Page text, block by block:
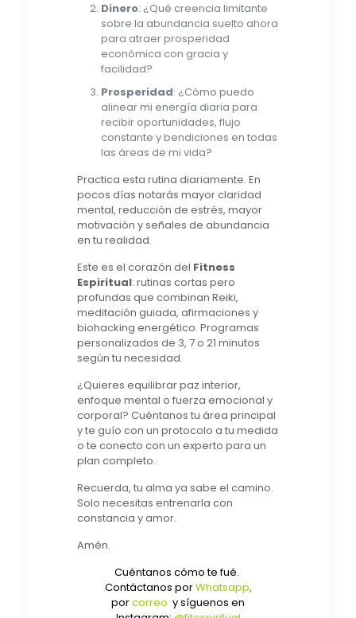
Dinero: ¿Qué creencia limitante
sobre la abundancia suelto ahora
para atraer prosperidad
económica con gracia y
facilidad?
Prosperidad: ¿Cómo puedo
alinear mi energía diaria para
recibir oportunidades, flujo
constante y bendiciones en todas
las áreas de mi vida?
Practica esta rutina diariamente. En
pocos días notarás mayor claridad
mental, reducción de estrés, mayor
motivación y señales de abundancia
en tu realidad.
Este es el corazón del Fitness
Espiritual: rutinas cortas pero
profundas que combinan Reiki,
meditación guiada, afirmaciones y
biohacking energético. Programas
personalizados de 3, 7 o 21 minutos
según tu necesidad.
¿Quieres equilibrar paz interior,
enfoque mental o fuerza emocional y
corporal? Cuéntanos tu área principal
y te guío con un protocolo a tu medida
o te conecto con un experto para un
plan completo.
Recuerda, tu alma ya sabe el camino.
Solo necesitas entrenarla con
constancia y amor.
Amén.
Cuéntanos cómo te fué.
Contáctanos porWhatsapp,
porcorreo y síguenos en